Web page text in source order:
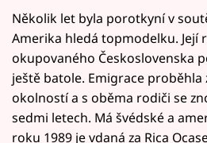
Několik let byla porotkyní v
Amerika hledá topmodelku. Její
okupovaného Československa
ještě batole. Emigrace
okolností a s oběma rodiči se
sedmi letech. Má švédské a
roku 1989 je vdaná za Rica